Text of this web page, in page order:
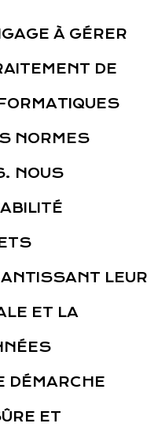
À GÉRER
DE
NORMES
NOUS
LEUR
ET LA
DÉMARCHE
ET